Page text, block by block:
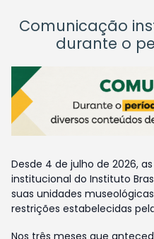
Comunicação
durante o
Desde 4 de julho de 2026,
institucional do Instituto
suas unidades
restrições estabelecidas